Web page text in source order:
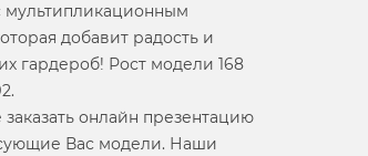
мультипликационным
добавит радость и
гардероб! Рост модели 168
онлайн презентацию
Вас модели. Наши